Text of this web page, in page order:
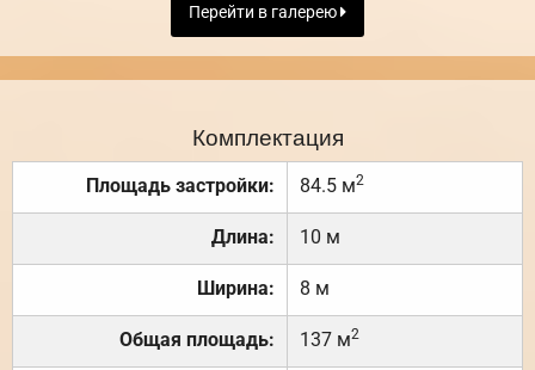
Перейти в галерею
Комплектация
Площадь застройки: 84.5 м2
Длина: 10 м
Ширина: 8 м
Общая площадь: 137 м2